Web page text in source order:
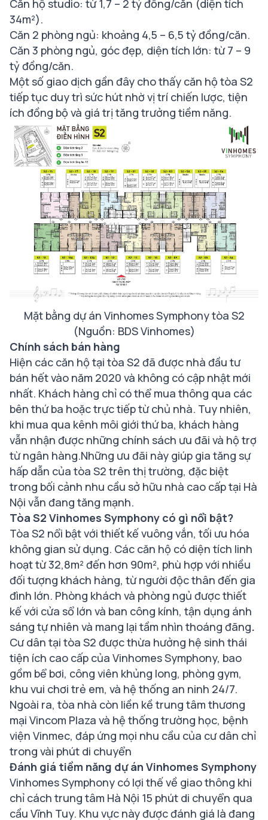
Căn hộ studio: từ 1,7 – 2 tỷ đồng/căn (diện tích
34m²).
Căn 2 phòng ngủ: khoảng 4,5 – 6,5 tỷ đồng/căn.
Căn 3 phòng ngủ, góc đẹp, diện tích lớn: từ 7 – 9
tỷ đồng/căn​.
Một số giao dịch gần đây cho thấy căn hộ tòa S2
tiếp tục duy trì sức hút nhờ vị trí chiến lược, tiện
ích đồng bộ và giá trị tăng trưởng tiềm năng.
Mặt bằng dự án Vinhomes Symphony tòa S2
(Nguồn: BDS Vinhomes)
Chính sách bán hàng
Hiện các căn hộ tại tòa S2 đã được nhà đầu tư
bán hết vào năm 2020 và không có cập nhật mới
nhất. Khách hàng chỉ có thể mua thông qua các
bên thứ ba hoặc trực tiếp từ chủ nhà. Tuy nhiên,
khi mua qua kênh môi giới thứ ba, khách hàng
vẫn nhận được những chính sách ưu đãi và hộ trợ
từ ngân hàng.Những ưu đãi này giúp gia tăng sự
hấp dẫn của tòa S2 trên thị trường, đặc biệt
trong bối cảnh nhu cầu sở hữu nhà cao cấp tại Hà
Nội vẫn đang tăng mạnh.
Tòa S2 Vinhomes Symphony có gì nổi bật?
Tòa S2 nổi bật với thiết kế vuông vắn, tối ưu hóa
không gian sử dụng. Các căn hộ có diện tích linh
hoạt từ 32,8m² đến hơn 90m², phù hợp với nhiều
đối tượng khách hàng, từ người độc thân đến gia
đình lớn. Phòng khách và phòng ngủ được thiết
kế với cửa sổ lớn và ban công kính, tận dụng ánh
sáng tự nhiên và mang lại tầm nhìn thoáng đãng​.
Cư dân tại tòa S2 được thừa hưởng hệ sinh thái
tiện ích cao cấp của Vinhomes Symphony, bao
gồm bể bơi, công viên khủng long, phòng gym,
khu vui chơi trẻ em, và hệ thống an ninh 24/7.
Ngoài ra, tòa nhà còn liền kề trung tâm thương
mại Vincom Plaza và hệ thống trường học, bệnh
viện Vinmec, đáp ứng mọi nhu cầu của cư dân chỉ
trong vài phút di chuyển
Đánh giá tiềm năng dự án Vinhomes Symphony
Vinhomes Symphony có lợi thế về giao thông khi
chỉ cách trung tâm Hà Nội 15 phút di chuyển qua
cầu Vĩnh Tuy. Khu vực này được đánh giá là đang